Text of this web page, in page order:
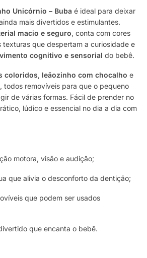
Unicórnio – Buba é ideal para deixar
mais divertidos e estimulantes.
macio e seguro, conta com cores
que despertam a curiosidade e
cognitivo e sensorial do bebê.
coloridos, leãozinho com chocalho e
, todos removíveis para que o pequeno
de várias formas. Fácil de prender no
lúdico e essencial no dia a dia com
motora, visão e audição;
que alivia o desconforto da dentição;
que podem ser usados
que encanta o bebê.